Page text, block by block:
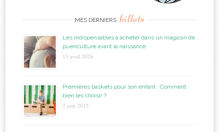
MES DERNIERS billets
Les indispensables à acheter dans un magasin de
puériculture avant la naissance
13 avril 2026
Premières baskets pour son enfant : Comment
bien les choisir ?
2 juin 2025